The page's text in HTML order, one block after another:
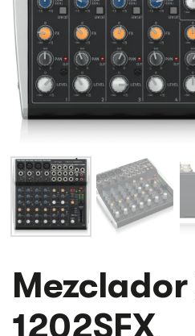
Mezclador
1202SFX